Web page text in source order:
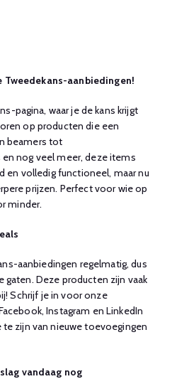
aanbiedingen!
pagina, waar je de kans krijgt
op producten die een
beamers tot
nog veel meer, deze items
en volledig functioneel, maar nu
prijzen. Perfect voor wie op
minder.
aanbiedingen regelmatig, dus
gaten. Deze producten zijn vaak
Schrijf je in voor onze
Instagram en LinkedIn
zijn van nieuwe toevoegingen
vandaag nog